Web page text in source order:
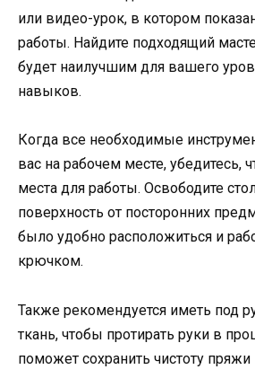
или видео-урок, в котором
работы. Найдите подходящий
будет наилучшим для вашего
навыков.
Когда все необходимые
вас на рабочем месте, убедитесь,
места для работы. Освободите
поверхность от посторонних
было удобно расположиться и
крючком.
Также рекомендуется иметь под
ткань, чтобы протирать руки в
поможет сохранить чистоту пряжи